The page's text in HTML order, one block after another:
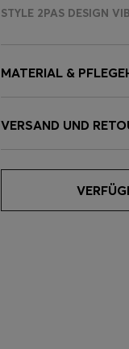
STYLE 2PAS DESIGN
MATERIAL &
VERSAND UND